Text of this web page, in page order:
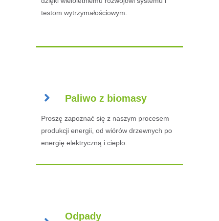
testom wytrzymałościowym.
Paliwo z biomasy
Proszę zapoznać się z naszym procesem
produkcji energii, od wiórów drzewnych po
energię elektryczną i ciepło.
Odpady